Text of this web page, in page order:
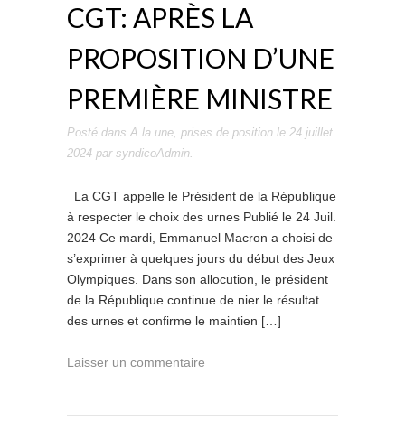
CGT: APRÈS LA
PROPOSITION D’UNE
PREMIÈRE MINISTRE
Posté dans A la une, prises de position le 24 juillet
2024 par syndicoAdmin.
La CGT appelle le Président de la République
à respecter le choix des urnes Publié le 24 Juil.
2024 Ce mardi, Emmanuel Macron a choisi de
s’exprimer à quelques jours du début des Jeux
Olympiques. Dans son allocution, le président
de la République continue de nier le résultat
des urnes et confirme le maintien […]
Laisser un commentaire